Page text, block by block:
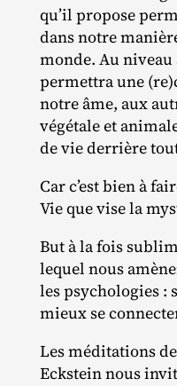
qu’il propose
dans notre
monde. Au
permettra une
notre âme, aux
végétale et
de vie derrière
Car c’est bien à
Vie que vise la
But à la fois
lequel nous
les psychologies :
mieux se
Les méditations
Eckstein nous